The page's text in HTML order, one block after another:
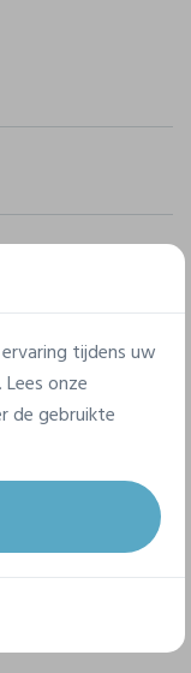
tijdens uw
onze
de gebruikte